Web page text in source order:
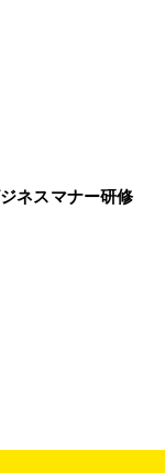
ネスマナー研修